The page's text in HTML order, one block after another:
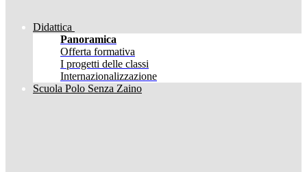
Didattica
Panoramica
Offerta formativa
I progetti delle classi
Internazionalizzazione
Scuola Polo Senza Zaino